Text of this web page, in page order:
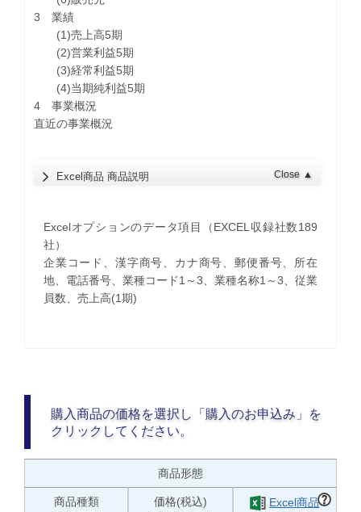
3 業績
(1)売上高5期
(2)営業利益5期
(3)経常利益5期
(4)当期純利益5期
4 事業概況
直近の事業概況
Excel商品 商品説明 Close ▲
Excelオプションのデータ項目（EXCEL収録社数189
社）
企業コード、漢字商号、カナ商号、郵便番号、所在
地、電話番号、業種コード1～3、業種名称1～3、従業
員数、売上高(1期)
購入商品の価格を選択し「購入のお申込み」を
クリックしてください。
商品形態
商品種類 価格(税込) Excel商品